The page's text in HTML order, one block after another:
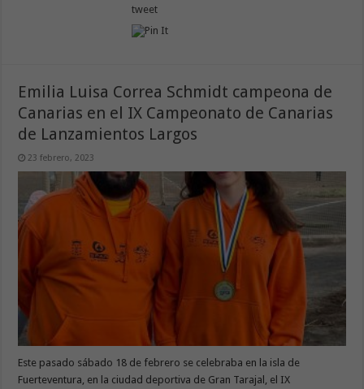
tweet
Emilia Luisa Correa Schmidt campeona de
Canarias en el IX Campeonato de Canarias
de Lanzamientos Largos
23 febrero, 2023
Este pasado sábado 18 de febrero se celebraba en la isla de
Fuerteventura, en la ciudad deportiva de Gran Tarajal, el IX